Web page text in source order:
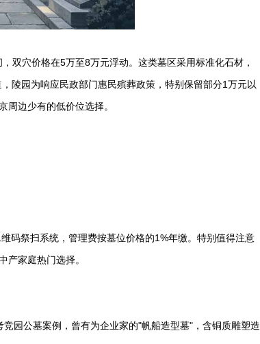
双穴价格在5万至8万元浮动。这类墓区采用标准化石材，
陵园为响应民政部门惠民殡葬政策，特别保留部分1万元以
边少有的低价位选择。
码祭扫系统，管理费按墓位价格的1%年缴。特别值得注意
产家庭热门选择。
园公墓案例，曾有为企业家的"帆船造型墓"，含铜质雕塑造